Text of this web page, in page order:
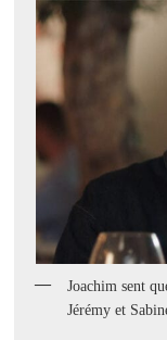
Joachim sent
Jérémy et